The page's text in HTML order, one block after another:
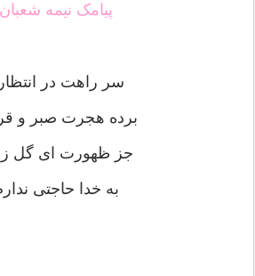
پیامک نیمه شعبان
سر راهت در
برده هجرت صبر و
جز ظهورت ای گل
به خدا حاجتی